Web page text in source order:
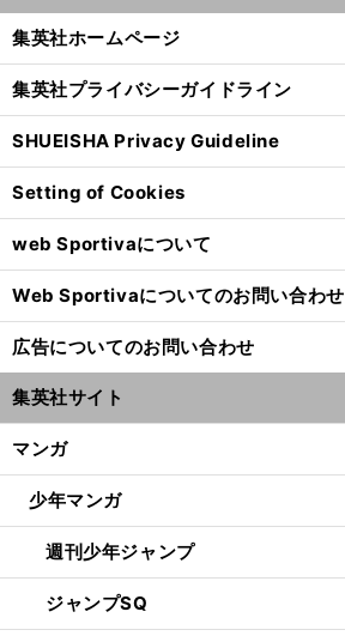
集英社ホームページ
集英社プライバシーガイドライン
SHUEISHA Privacy Guideline
Setting of Cookies
web Sportivaについて
Web Sportivaについてのお問い合わせ
広告についてのお問い合わせ
集英社サイト
マンガ
少年マンガ
週刊少年ジャンプ
ジャンプSQ